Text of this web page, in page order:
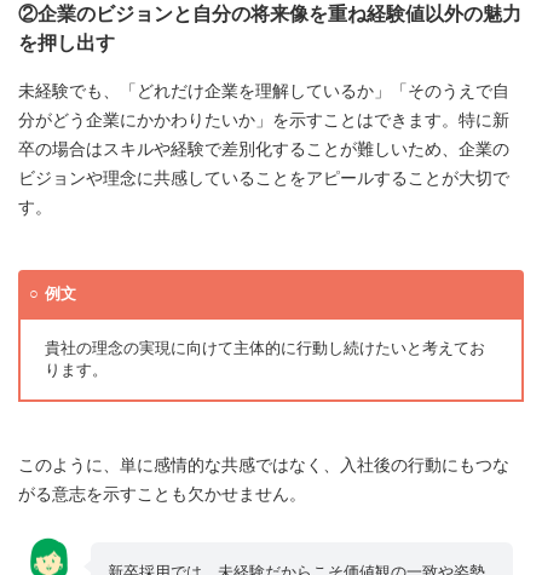
②企業のビジョンと自分の将来像を重ね経験値以外の魅力
を押し出す
未経験でも、「どれだけ企業を理解しているか」「そのうえで自
分がどう企業にかかわりたいか」を示すことはできます。特に新
卒の場合はスキルや経験で差別化することが難しいため、企業の
ビジョンや理念に共感していることをアピールすることが大切で
す。
例文
貴社の理念の実現に向けて主体的に行動し続けたいと考えてお
ります。
このように、単に感情的な共感ではなく、入社後の行動にもつな
がる意志を示すことも欠かせません。